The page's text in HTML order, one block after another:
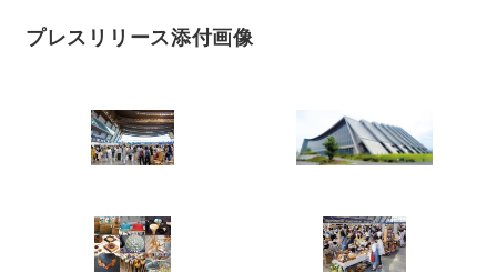
プレスリリース添付画像